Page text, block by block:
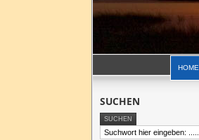
HOME
SUCHEN